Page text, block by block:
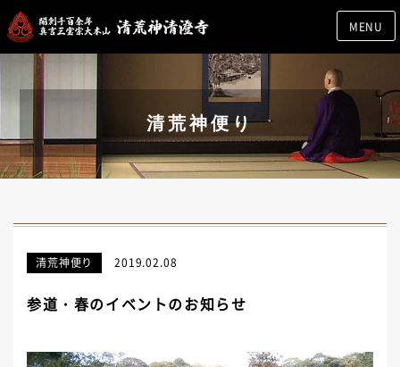
MENU
清荒神便り
清荒神便り 2019.02.08
参道・春のイベントのお知らせ